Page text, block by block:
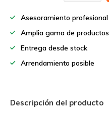
Asesoramiento profesional
Amplia gama de productos
Entrega desde stock
Arrendamiento posible
Descripción del producto